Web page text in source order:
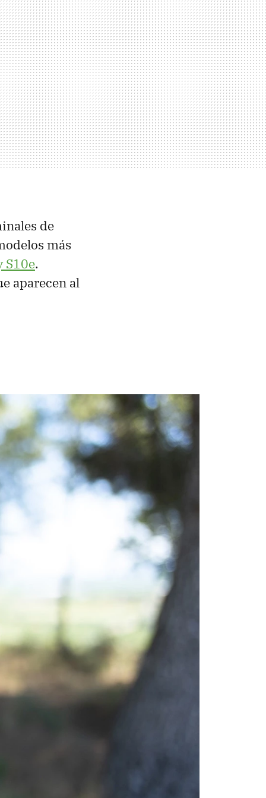
de
más
S10e.
aparecen al